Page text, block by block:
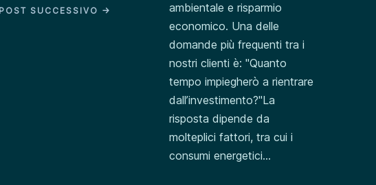
POST SUCCESSIVO →
ambientale e risparmio
economico. Una delle
domande più frequenti tra i
nostri clienti è: "Quanto
tempo impiegherò a rientrare
dall’investimento?"La
risposta dipende da
molteplici fattori, tra cui i
consumi energetici...